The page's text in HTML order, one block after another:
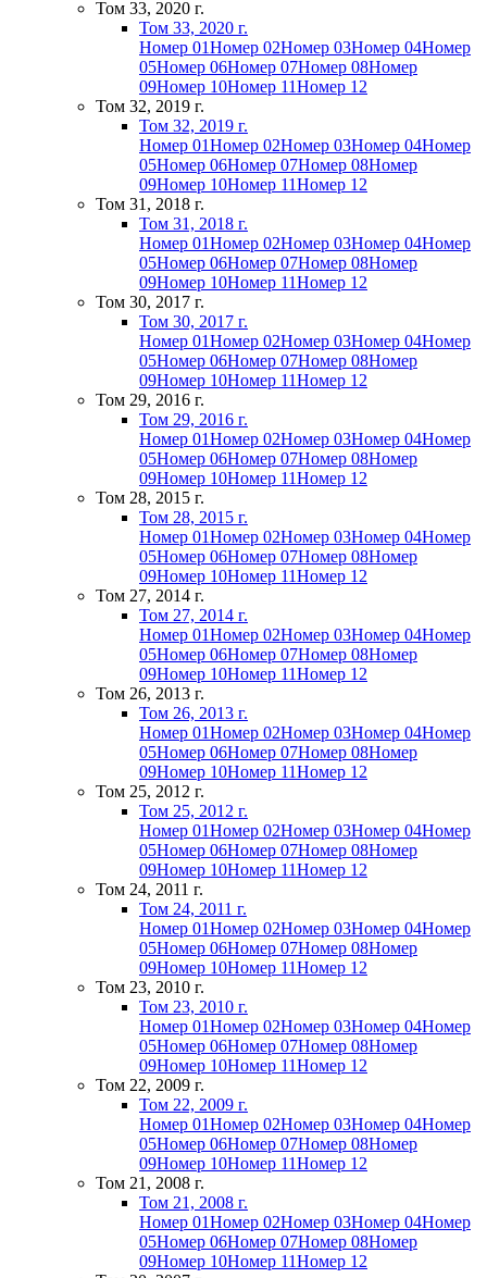
Том 33, 2020 г.
Том 33, 2020 г.
Номер 01Номер 02Номер 03Номер 04Номер
05Номер 06Номер 07Номер 08Номер
09Номер 10Номер 11Номер 12
Том 32, 2019 г.
Том 32, 2019 г.
Номер 01Номер 02Номер 03Номер 04Номер
05Номер 06Номер 07Номер 08Номер
09Номер 10Номер 11Номер 12
Том 31, 2018 г.
Том 31, 2018 г.
Номер 01Номер 02Номер 03Номер 04Номер
05Номер 06Номер 07Номер 08Номер
09Номер 10Номер 11Номер 12
Том 30, 2017 г.
Том 30, 2017 г.
Номер 01Номер 02Номер 03Номер 04Номер
05Номер 06Номер 07Номер 08Номер
09Номер 10Номер 11Номер 12
Том 29, 2016 г.
Том 29, 2016 г.
Номер 01Номер 02Номер 03Номер 04Номер
05Номер 06Номер 07Номер 08Номер
09Номер 10Номер 11Номер 12
Том 28, 2015 г.
Том 28, 2015 г.
Номер 01Номер 02Номер 03Номер 04Номер
05Номер 06Номер 07Номер 08Номер
09Номер 10Номер 11Номер 12
Том 27, 2014 г.
Том 27, 2014 г.
Номер 01Номер 02Номер 03Номер 04Номер
05Номер 06Номер 07Номер 08Номер
09Номер 10Номер 11Номер 12
Том 26, 2013 г.
Том 26, 2013 г.
Номер 01Номер 02Номер 03Номер 04Номер
05Номер 06Номер 07Номер 08Номер
09Номер 10Номер 11Номер 12
Том 25, 2012 г.
Том 25, 2012 г.
Номер 01Номер 02Номер 03Номер 04Номер
05Номер 06Номер 07Номер 08Номер
09Номер 10Номер 11Номер 12
Том 24, 2011 г.
Том 24, 2011 г.
Номер 01Номер 02Номер 03Номер 04Номер
05Номер 06Номер 07Номер 08Номер
09Номер 10Номер 11Номер 12
Том 23, 2010 г.
Том 23, 2010 г.
Номер 01Номер 02Номер 03Номер 04Номер
05Номер 06Номер 07Номер 08Номер
09Номер 10Номер 11Номер 12
Том 22, 2009 г.
Том 22, 2009 г.
Номер 01Номер 02Номер 03Номер 04Номер
05Номер 06Номер 07Номер 08Номер
09Номер 10Номер 11Номер 12
Том 21, 2008 г.
Том 21, 2008 г.
Номер 01Номер 02Номер 03Номер 04Номер
05Номер 06Номер 07Номер 08Номер
09Номер 10Номер 11Номер 12